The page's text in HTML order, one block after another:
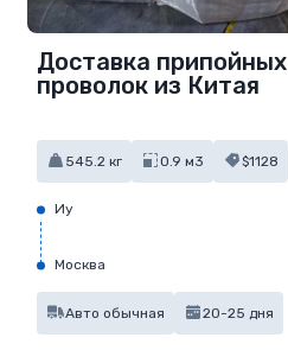
Доставка припойных
проволок из Китая
545.2 кг 0.9 м3 $1128
Иу
Москва
Авто обычная 20-25 дня